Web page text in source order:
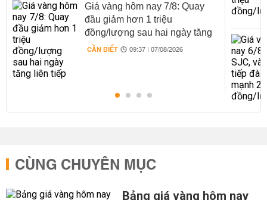
Giá vàng hôm nay 7/8: Quay
đầu giảm hơn 1 triệu
đồng/lượng sau hai ngày tăng
liên tiếp
CẦN BIẾT 09:37 | 07/08/2026
CÙNG CHUYÊN MỤC
Bảng giá vàng hôm nay